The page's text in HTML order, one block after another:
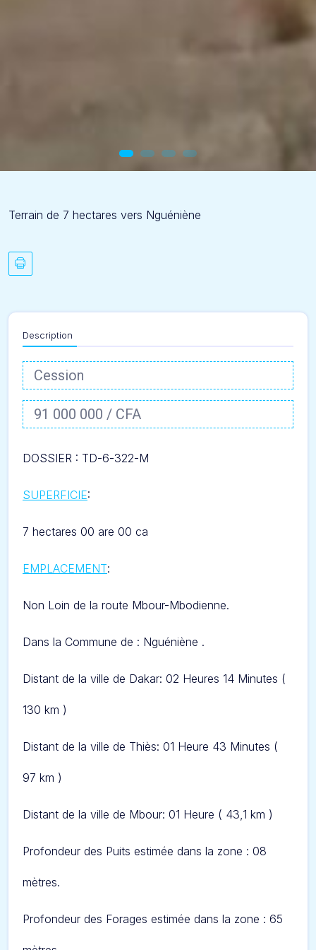
Terrain de 7 hectares vers Nguéniène
Description
Cession
91 000 000 / CFA
DOSSIER : TD-6-322-M
SUPERFICIE:
7 hectares 00 are 00 ca
EMPLACEMENT:
Non Loin de la route Mbour-Mbodienne.
Dans la Commune de : Nguéniène .
Distant de la ville de Dakar: 02 Heures 14 Minutes (
130 km )
Distant de la ville de Thiès: 01 Heure 43 Minutes (
97 km )
Distant de la ville de Mbour: 01 Heure ( 43,1 km )
Profondeur des Puits estimée dans la zone : 08
mètres.
Profondeur des Forages estimée dans la zone : 65